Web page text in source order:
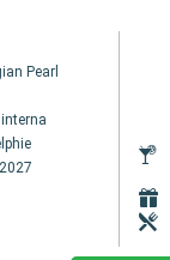
Pearl